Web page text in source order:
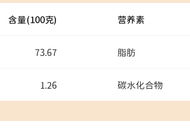
含量(100克) 营养素
73.67 脂肪
1.26 碳水化合物